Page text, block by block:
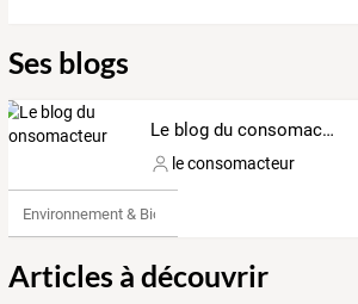
Ses blogs
Le blog du consomacteur
le consomacteur
Environnement & Bio
Articles à découvrir